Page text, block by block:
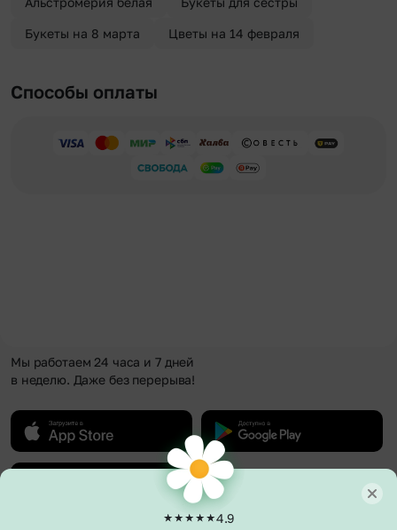
Букеты на 8 марта Цветы на 14 февраля
Способы оплаты
Мы работаем 24 часа и 7 дней
в неделю. Даже без перерыва!
4.9